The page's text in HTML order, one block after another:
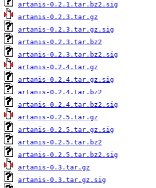
artanis-0.2.1.tar.bz2.sig
artanis-0.2.3.tar.gz
artanis-0.2.3.tar.gz.sig
artanis-0.2.3.tar.bz2
artanis-0.2.3.tar.bz2.sig
artanis-0.2.4.tar.gz
artanis-0.2.4.tar.gz.sig
artanis-0.2.4.tar.bz2
artanis-0.2.4.tar.bz2.sig
artanis-0.2.5.tar.gz
artanis-0.2.5.tar.gz.sig
artanis-0.2.5.tar.bz2
artanis-0.2.5.tar.bz2.sig
artanis-0.3.tar.gz
artanis-0.3.tar.gz.sig